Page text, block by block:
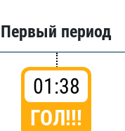
Первый период
01:38
ГОЛ!!!